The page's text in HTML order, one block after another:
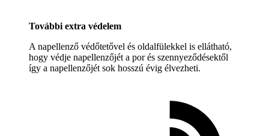
További extra védelem
A napellenző védőtetővel és oldalfülekkel is ellátható,
hogy védje napellenzőjét a por és szennyeződésektől
így a napellenzőjét sok hosszú évig élvezheti.